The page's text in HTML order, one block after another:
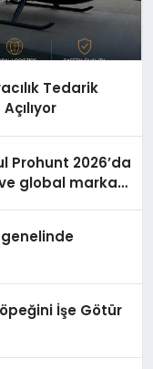
Tedarik
Prohunt 2026’da
global marka
İşe Götür